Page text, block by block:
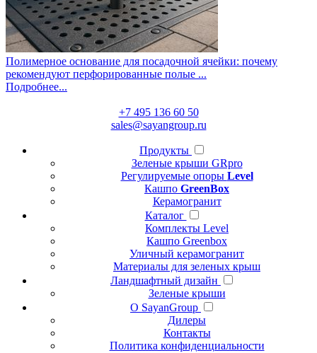
Полимерное основание для посадочной ячейки: почему
рекомендуют перфорированные полые ...
Подробнее...
+7 495 136 60 50
sales@sayangroup.ru
Продукты
Зеленые крыши GRpro
Регулируемые опоры Level
Кашпо GreenBox
Керамогранит
Каталог
Комплекты Level
Кашпо Greenbox
Уличный керамогранит
Материалы для зеленых крыш
Ландшафтный дизайн
Зеленые крыши
О SayanGroup
Дилеры
Контакты
Политика конфиденциальности